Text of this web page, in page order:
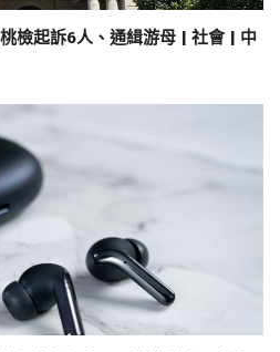
檢起訴6人、通緝游母 | 社會 | 中